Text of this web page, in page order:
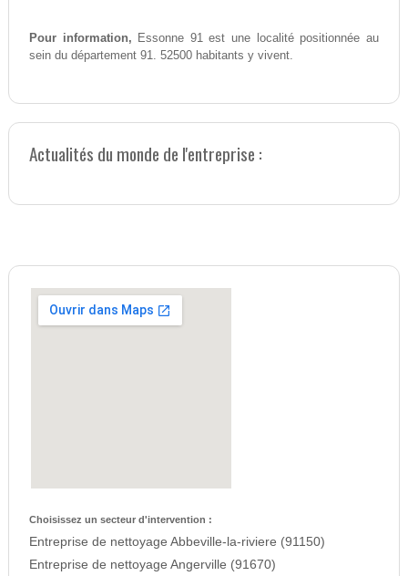
Pour information, Essonne 91 est une localité positionnée au
sein du département 91. 52500 habitants y vivent.
Actualités du monde de l'entreprise :
Choisissez un secteur d'intervention :
Entreprise de nettoyage Abbeville-la-riviere (91150)
Entreprise de nettoyage Angerville (91670)